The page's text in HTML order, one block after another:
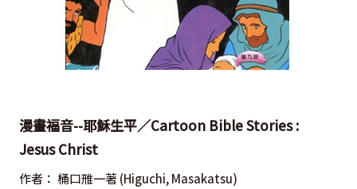
漫畫福音--耶穌生平／Cartoon Bible Stories :
Jesus Christ
作者： 桶口雃一著 (Higuchi, Masakatsu)